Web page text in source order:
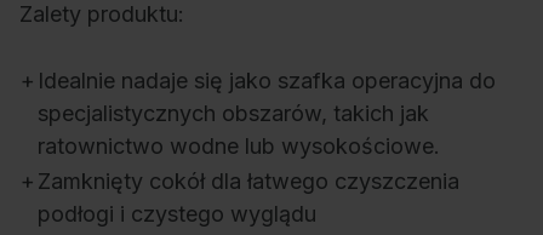
Zalety produktu:
+ Idealnie nadaje się jako szafka operacyjna do
specjalistycznych obszarów, takich jak
ratownictwo wodne lub wysokościowe.
+ Zamknięty cokół dla łatwego czyszczenia
podłogi i czystego wyglądu